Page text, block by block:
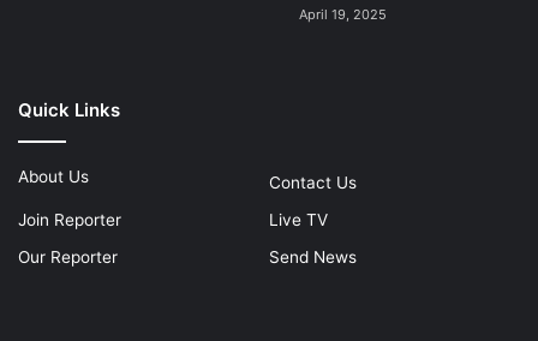
April 19, 2025
Quick Links
About Us
Contact Us
Join Reporter
Live TV
Our Reporter
Send News